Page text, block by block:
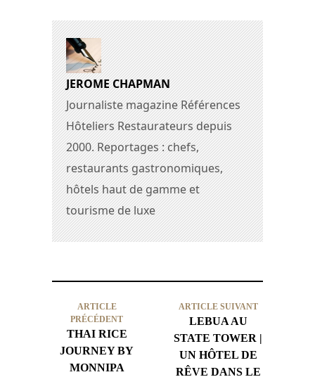
JEROME CHAPMAN
Journaliste magazine Références
Hôteliers Restaurateurs depuis
2000. Reportages : chefs,
restaurants gastronomiques,
hôtels haut de gamme et
tourisme de luxe
ARTICLE
PRÉCÉDENT
THAI RICE
JOURNEY BY
MONNIPA
ARTICLE SUIVANT
LEBUA AU
STATE TOWER |
UN HÔTEL DE
RÊVE DANS LE